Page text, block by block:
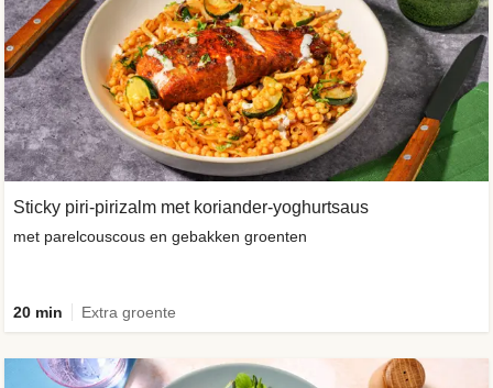
Sticky piri-pirizalm met koriander-yoghurtsaus
met parelcouscous en gebakken groenten
20 min Extra groente